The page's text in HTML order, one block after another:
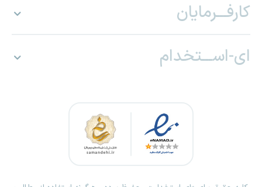
کارفـــرمایان
ای-اســـتخدام